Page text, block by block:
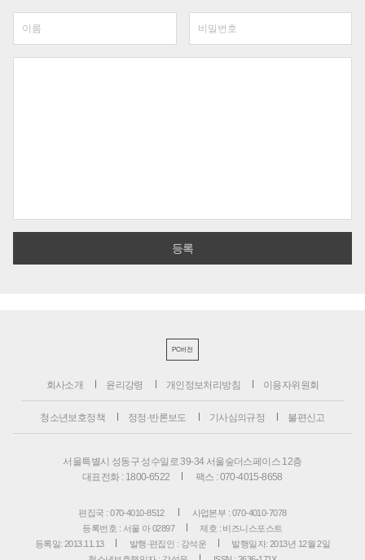
PC버전
회사소개 윤리강령 개인정보처리방침 이용자위원회
청소년보호정책 정정·반론보도 기사심의규정 불편신고
서울특별시 성동구 성수일로 39-34 서울숲더스페이스 12층
대표전화 : 1800-6522
팩스 : 070-4015-8658
편집국 : 070-4010-8512
사업본부 : 070-4010-7078
등록번호 : 서울 아 02897
제호 : 비즈니스포스트
등록일: 2013.11.13
발행·편집인 : 강석운
발행일자: 2013년 12월 2일